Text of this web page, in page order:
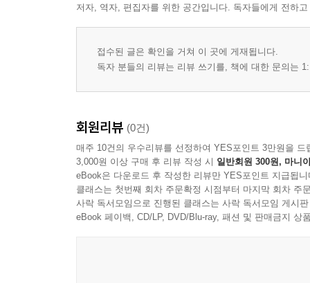
저자, 역자, 편집자를 위한 공간입니다. 독자들에게 전하
접수된 글은 확인을 거쳐 이 곳에 게재됩니다.
독자 분들의 리뷰는 리뷰 쓰기를, 책에 대한 문의는
회원리뷰 (0건)
매주 10건의 우수리뷰를 선정하여 YES포인트 3만원을 드
3,000원 이상 구매 후 리뷰 작성 시 일반회원 300원, 마니
eBook은 다운로드 후 작성한 리뷰만 YES포인트 지급됩니
클래스는 첫번째 회차 주문확정 시점부터 마지막 회차 주
사락 독서모임으로 진행된 클래스는 사락 독서모임 게시
eBook 페이백, CD/LP, DVD/Blu-ray, 패션 및 판매금지 상